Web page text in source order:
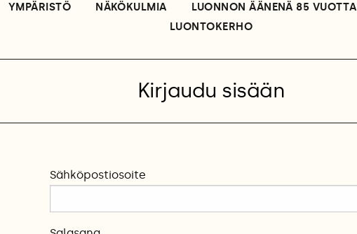
YMPÄRISTÖ NÄKÖKULMIA LUONNON ÄÄNENÄ 85 VUOTTA
LUONTOKERHO
Kirjaudu sisään
Sähköpostiosoite